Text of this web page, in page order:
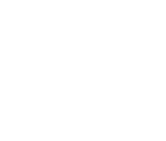
Según Carlos
más para nosotros.
con décadas de
en algunas de las
la mano de Sierra
nosotros es un
junto a las familias